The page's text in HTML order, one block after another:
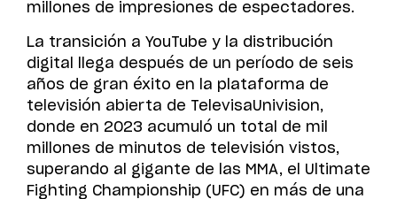
millones de impresiones de espectadores.
La transición a YouTube y la distribución
digital llega después de un período de seis
años de gran éxito en la plataforma de
televisión abierta de TelevisaUnivision,
donde en 2023 acumuló un total de mil
millones de minutos de televisión vistos,
superando al gigante de las MMA, el Ultimate
Fighting Championship (UFC) en más de una